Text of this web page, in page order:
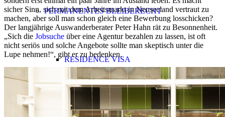
PERMANENTES BLEIBERECHT
RESIDENCE VISA
PARTNERSHIP WORK VISA
sicher Sinn, sich mit dem Arbeitsmarkt in Neuseeland vertraut zu
machen, aber soll man schon gleich eine Bewerbung losschicken?
Der langjährige Auswanderberater Peter Hahn rät zu Besonnenheit.
„Sich die Jobsuche über eine Agentur bezahlen zu lassen, ist oft
nicht seriös und solche Angebote sollte man skeptisch unter die
Lupe nehmen!“, gibt er zu bedenken.